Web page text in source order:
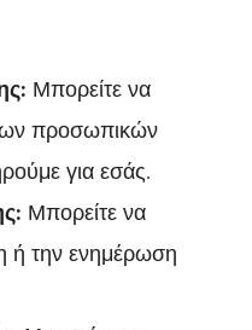
Μπορείτε να
προσωπικών
για εσάς.
Μπορείτε να
ή την ενημέρωση